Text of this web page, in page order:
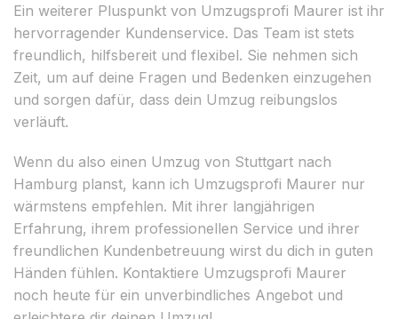
Ein weiterer Pluspunkt von Umzugsprofi Maurer ist ihr
hervorragender Kundenservice. Das Team ist stets
freundlich, hilfsbereit und flexibel. Sie nehmen sich
Zeit, um auf deine Fragen und Bedenken einzugehen
und sorgen dafür, dass dein Umzug reibungslos
verläuft.
Wenn du also einen Umzug von Stuttgart nach
Hamburg planst, kann ich Umzugsprofi Maurer nur
wärmstens empfehlen. Mit ihrer langjährigen
Erfahrung, ihrem professionellen Service und ihrer
freundlichen Kundenbetreuung wirst du dich in guten
Händen fühlen. Kontaktiere Umzugsprofi Maurer
noch heute für ein unverbindliches Angebot und